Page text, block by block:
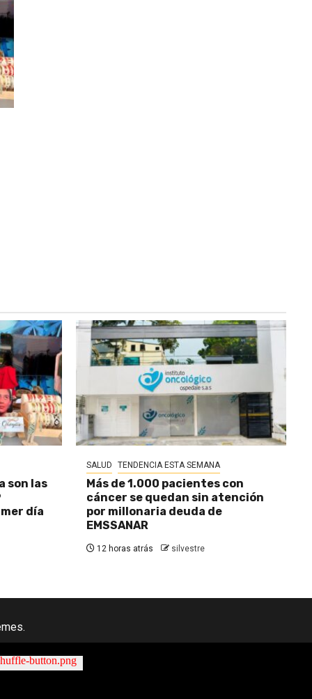
son las
día
SALUD TENDENCIA ESTA SEMANA
Más de 1.000 pacientes con
cáncer se quedan sin atención
por millonaria deuda de
EMSSANAR
12 horas atrás silvestre